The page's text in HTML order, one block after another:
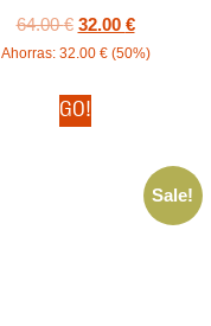
64.00€ 32.00 €
Ahorras: 32.00 € (50%)
GO!
Sale!